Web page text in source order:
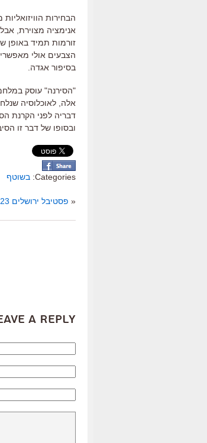
הבחירות
אנימציה מצוירת,
זורמות תמיד באופן
הצבעים אולי
בסיפור אגדה.
"הסירנה" עוסק
אלה, לאוכלוסיה
דבריה לפני הקרנת
ובסופו של דבר זו
Categories: בשוטף
« פסטיבל ירושלים 2023: הצעות ומחשבות לכבוד יום הולדת 40 לפסטיבל
a Reply